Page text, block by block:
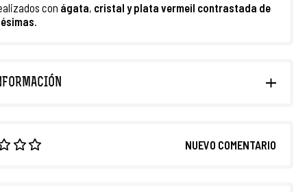
con ágata, cristal y plata vermeil contrastada de
.
NUEVO COMENTARIO